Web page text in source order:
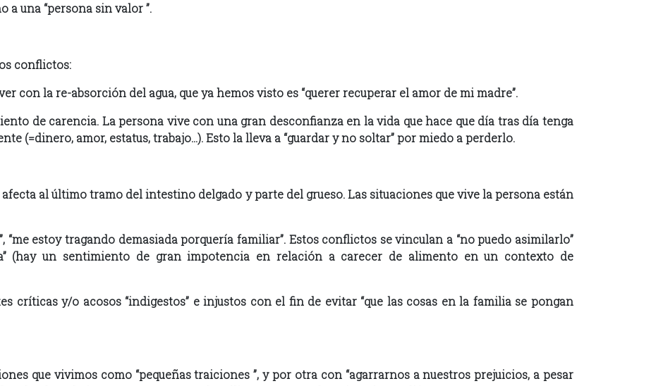
a una “persona sin valor ”.
conflictos:
con la re-absorción del agua, que ya hemos visto es “querer recuperar el amor de mi madre”.
de carencia. La persona vive con una gran desconfianza en la vida que hace que día tras día tenga
(=dinero, amor, estatus, trabajo…). Esto la lleva a “guardar y no soltar” por miedo a perderlo.
al último tramo del intestino delgado y parte del grueso. Las situaciones que vive la persona están
“me estoy tragando demasiada porquería familiar”. Estos conflictos se vinculan a “no puedo asimilarlo”
(hay un sentimiento de gran impotencia en relación a carecer de alimento en un contexto de
críticas y/o acosos “indigestos” e injustos con el fin de evitar “que las cosas en la familia se pongan
que vivimos como “pequeñas traiciones ”, y por otra con “agarrarnos a nuestros prejuicios, a pesar